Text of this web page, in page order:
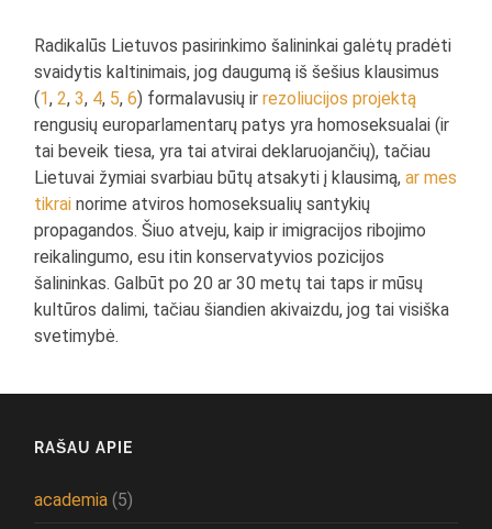
Radikalūs Lietuvos pasirinkimo šalininkai galėtų pradėti
svaidytis kaltinimais, jog daugumą iš šešius klausimus
(1,2,3, 4, 5,6) formalavusių irrezoliucijos projektą
rengusių europarlamentarų patys yra homoseksualai (ir
tai beveik tiesa, yra tai atvirai deklaruojančių), tačiau
Lietuvai žymiai svarbiau būtų atsakyti į klausimą,ar mes
tikrai norime atviros homoseksualių santykių
propagandos. Šiuo atveju, kaip ir imigracijos ribojimo
reikalingumo, esu itin konservatyvios pozicijos
šalininkas. Galbūt po 20 ar 30 metų tai taps ir mūsų
kultūros dalimi, tačiau šiandien akivaizdu, jog tai visiška
svetimybė.
RAŠAU APIE
academia (5)